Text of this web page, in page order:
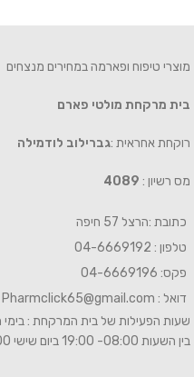
מוצרי טיפוח ופארמה במחירים מנצחים
בית מרקחת מולטי פארם
רוקחת אחראית :גברילוב לודמילה
מס רשיון : 4089
כתובת :הרצל 57 חיפה
טלפון : 04-6669192
פקס: 04-6669196
דואל : Pharmclick65@gmail.com
שעות הפעילות של בית המרקחת : בימי
בין השעות 08:00- 19:00 ביום שישי 08:00-15:00